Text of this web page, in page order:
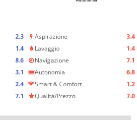
2.3
1.4
8.6
3.1
2.4
7.1
Aspirazione
3.4
Lavaggio
1.4
Navigazione
7.1
Autonomia
6.8
Smart & Comfort
1.2
Qualità/Prezzo
7.0